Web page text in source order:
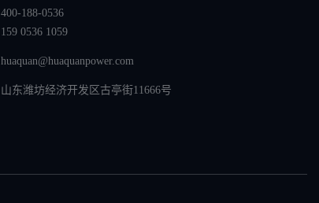
400-188-0536
159 0536 1059
huaquan@huaquanpower.com
山东潍坊经济开发区古亭街11666号